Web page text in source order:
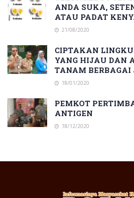
ANDA SUKA,
ATAU PADAT
21/08/2020
CIPTAKAN
YANG HIJAU DAN
TANAM BERBAGAI
18/01/2020
PEMKOT
ANTIGEN
18/12/2020